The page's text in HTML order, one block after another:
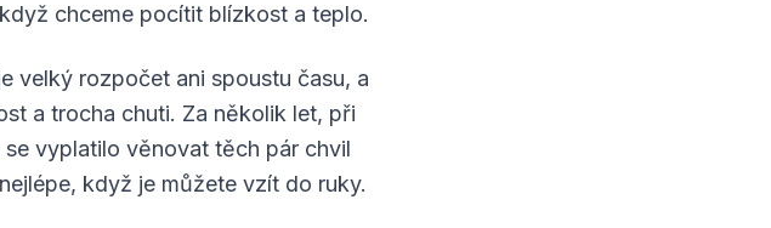
chceme pocítit blízkost a teplo.
velký rozpočet ani spoustu času, a
a trocha chuti. Za několik let, při
vyplatilo věnovat těch pár chvil
když je můžete vzít do ruky.